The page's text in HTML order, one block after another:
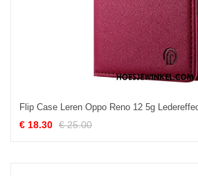
Flip Case Leren Oppo Reno 12 5g
€ 18.30 € 25.00